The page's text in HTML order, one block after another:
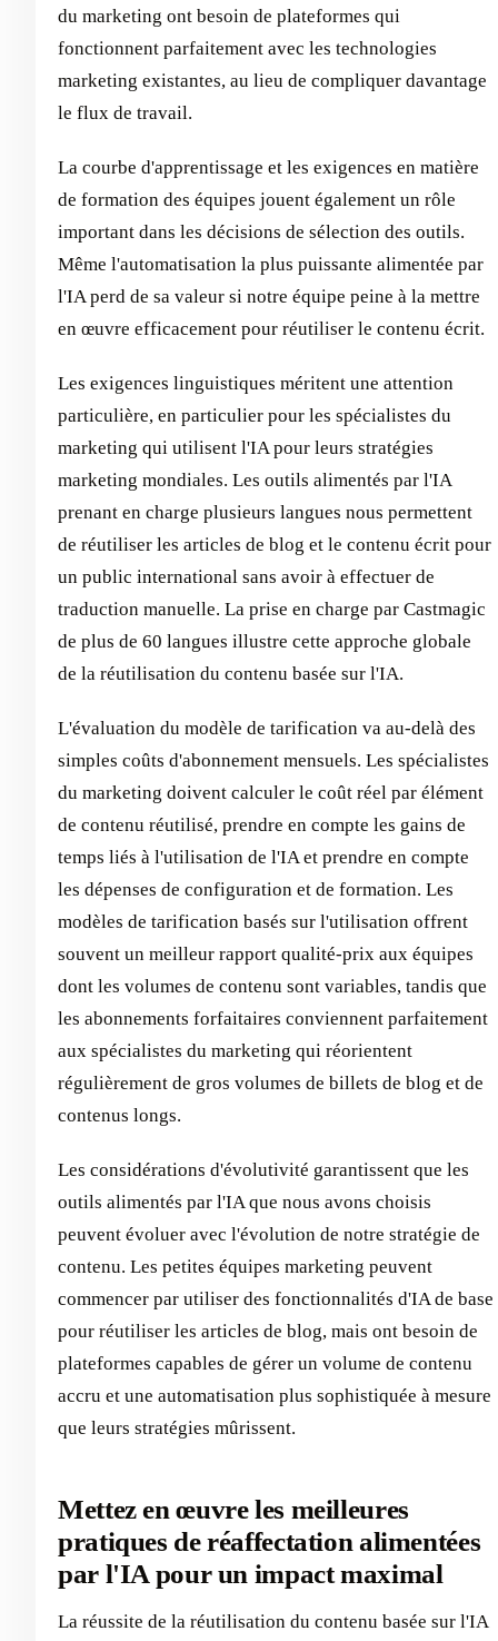
du marketing ont besoin de plateformes qui
fonctionnent parfaitement avec les technologies
marketing existantes, au lieu de compliquer davantage
le flux de travail.
La courbe d'apprentissage et les exigences en matière
de formation des équipes jouent également un rôle
important dans les décisions de sélection des outils.
Même l'automatisation la plus puissante alimentée par
l'IA perd de sa valeur si notre équipe peine à la mettre
en œuvre efficacement pour réutiliser le contenu écrit.
Les exigences linguistiques méritent une attention
particulière, en particulier pour les spécialistes du
marketing qui utilisent l'IA pour leurs stratégies
marketing mondiales. Les outils alimentés par l'IA
prenant en charge plusieurs langues nous permettent
de réutiliser les articles de blog et le contenu écrit pour
un public international sans avoir à effectuer de
traduction manuelle. La prise en charge par Castmagic
de plus de 60 langues illustre cette approche globale
de la réutilisation du contenu basée sur l'IA.
L'évaluation du modèle de tarification va au-delà des
simples coûts d'abonnement mensuels. Les spécialistes
du marketing doivent calculer le coût réel par élément
de contenu réutilisé, prendre en compte les gains de
temps liés à l'utilisation de l'IA et prendre en compte
les dépenses de configuration et de formation. Les
modèles de tarification basés sur l'utilisation offrent
souvent un meilleur rapport qualité-prix aux équipes
dont les volumes de contenu sont variables, tandis que
les abonnements forfaitaires conviennent parfaitement
aux spécialistes du marketing qui réorientent
régulièrement de gros volumes de billets de blog et de
contenus longs.
Les considérations d'évolutivité garantissent que les
outils alimentés par l'IA que nous avons choisis
peuvent évoluer avec l'évolution de notre stratégie de
contenu. Les petites équipes marketing peuvent
commencer par utiliser des fonctionnalités d'IA de base
pour réutiliser les articles de blog, mais ont besoin de
plateformes capables de gérer un volume de contenu
accru et une automatisation plus sophistiquée à mesure
que leurs stratégies mûrissent.
Mettez en œuvre les meilleures
pratiques de réaffectation alimentées
par l'IA pour un impact maximal
La réussite de la réutilisation du contenu basée sur l'IA